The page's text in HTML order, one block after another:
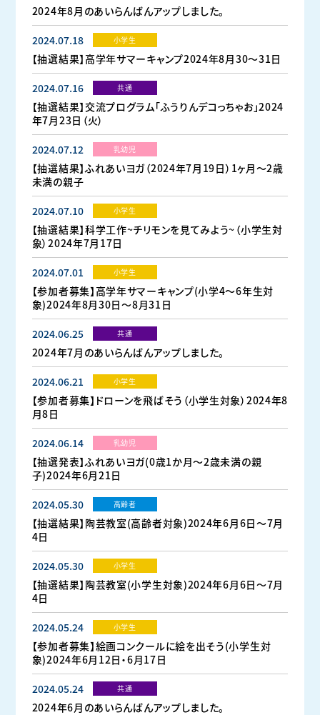
2024年8月のあいらんばんアップしました。
2024.07.18 小学生
【抽選結果】高学年サマーキャンプ2024年8月30～31日
2024.07.16 共通
【抽選結果】交流プログラム「ふうりんデコっちゃお」2024
年7月23日（火）
2024.07.12 乳幼児
【抽選結果】ふれあいヨガ（2024年7月19日）1ヶ月〜2歳
未満の親子
2024.07.10 小学生
【抽選結果】科学工作~チリモンを見てみよう~（小学生対
象）2024年7月17日
2024.07.01 小学生
【参加者募集】高学年サマーキャンプ(小学4～6年生対
象)2024年8月30日～8月31日
2024.06.25 共通
2024年7月のあいらんばんアップしました。
2024.06.21 小学生
【参加者募集】ドローンを飛ばそう（小学生対象）2024年8
月8日
2024.06.14 乳幼児
【抽選発表】ふれあいヨガ(0歳1か月～2歳未満の親
子)2024年6月21日
2024.05.30 高齢者
【抽選結果】陶芸教室(高齢者対象)2024年6月6日〜7月
4日
2024.05.30 小学生
【抽選結果】陶芸教室(小学生対象)2024年6月6日〜7月
4日
2024.05.24 小学生
【参加者募集】絵画コンクールに絵を出そう(小学生対
象)2024年6月12日・6月17日
2024.05.24 共通
2024年6月のあいらんばんアップしました。